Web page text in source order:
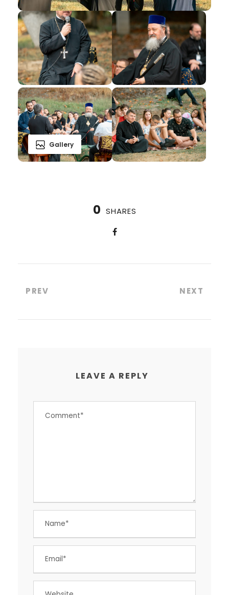
Gallery
0 SHARES
PREV NEXT
LEAVE A REPLY